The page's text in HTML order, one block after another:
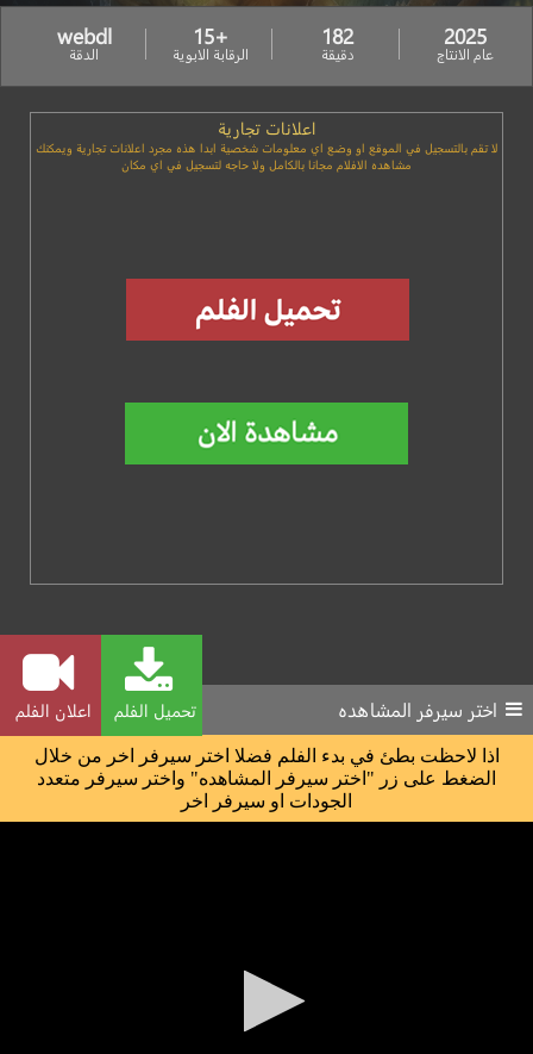
2025
عام الانتاج
182
دقيقة
+15
الرقابة الابوية
webdl
الدقة
اعلانات تجارية
لا تقم بالتسجيل في الموقع او وضع اي معلومات شخصية ابدا هذه مجرد اعلانات تجارية ويمكنك
مشاهده الافلام مجانا بالكامل ولا حاجه لتسجيل في اي مكان
تحميل الفلم اعلان الفلم اختر سيرفر المشاهده
اذا لاحظت بطئ في بدء الفلم فضلا اختر سيرفر اخر من خلال
الضغط على زر "اختر سيرفر المشاهده" واختر سيرفر متعدد
الجودات او سيرفر اخر